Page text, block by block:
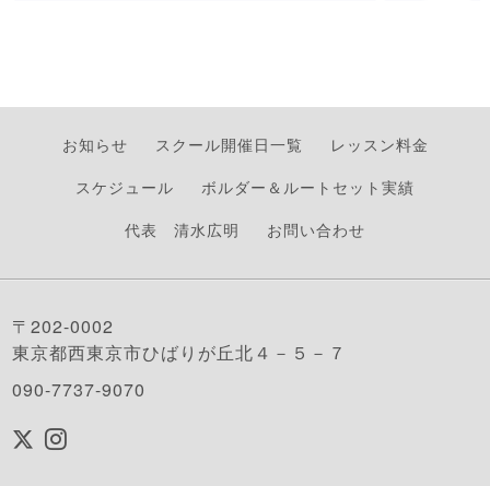
お知らせ スクール開催日一覧
レッスン料金
スケジュール
ボルダー＆ルートセット実績
代表 清水広明
お問い合わせ
〒202-0002
東京都西東京市ひばりが丘北４－５－７
090-7737-9070